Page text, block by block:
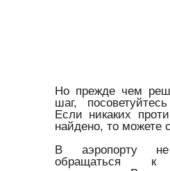
Но прежде чем
шаг,
Если никаких
найдено, то можете
В аэропорту не
обращаться к